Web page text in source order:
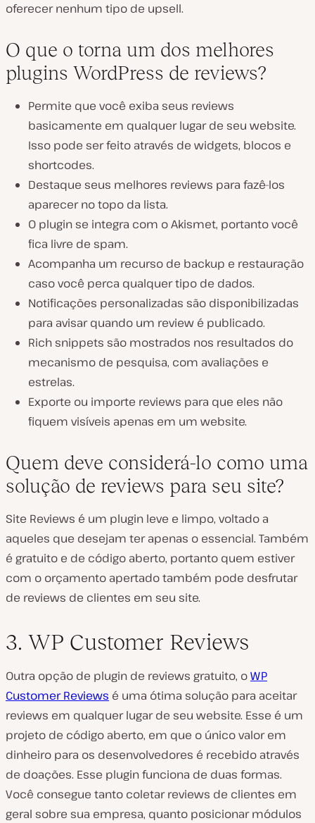
oferecer nenhum tipo de upsell.
O que o torna um dos melhores
plugins WordPress de reviews?
Permite que você exiba seus reviews
basicamente em qualquer lugar de seu website.
Isso pode ser feito através de widgets, blocos e
shortcodes.
Destaque seus melhores reviews para fazê-los
aparecer no topo da lista.
O plugin se integra com o Akismet, portanto você
fica livre de spam.
Acompanha um recurso de backup e restauração
caso você perca qualquer tipo de dados.
Notificações personalizadas são disponibilizadas
para avisar quando um review é publicado.
Rich snippets são mostrados nos resultados do
mecanismo de pesquisa, com avaliações e
estrelas.
Exporte ou importe reviews para que eles não
fiquem visíveis apenas em um website.
Quem deve considerá-lo como uma
solução de reviews para seu site?
Site Reviews é um plugin leve e limpo, voltado a
aqueles que desejam ter apenas o essencial. Também
é gratuito e de código aberto, portanto quem estiver
com o orçamento apertado também pode desfrutar
de reviews de clientes em seu site.
3. WP Customer Reviews
Outra opção de plugin de reviews gratuito, oWP
Customer Reviews é uma ótima solução para aceitar
reviews em qualquer lugar de seu website. Esse é um
projeto de código aberto, em que o único valor em
dinheiro para os desenvolvedores é recebido através
de doações. Esse plugin funciona de duas formas.
Você consegue tanto coletar reviews de clientes em
geral sobre sua empresa, quanto posicionar módulos